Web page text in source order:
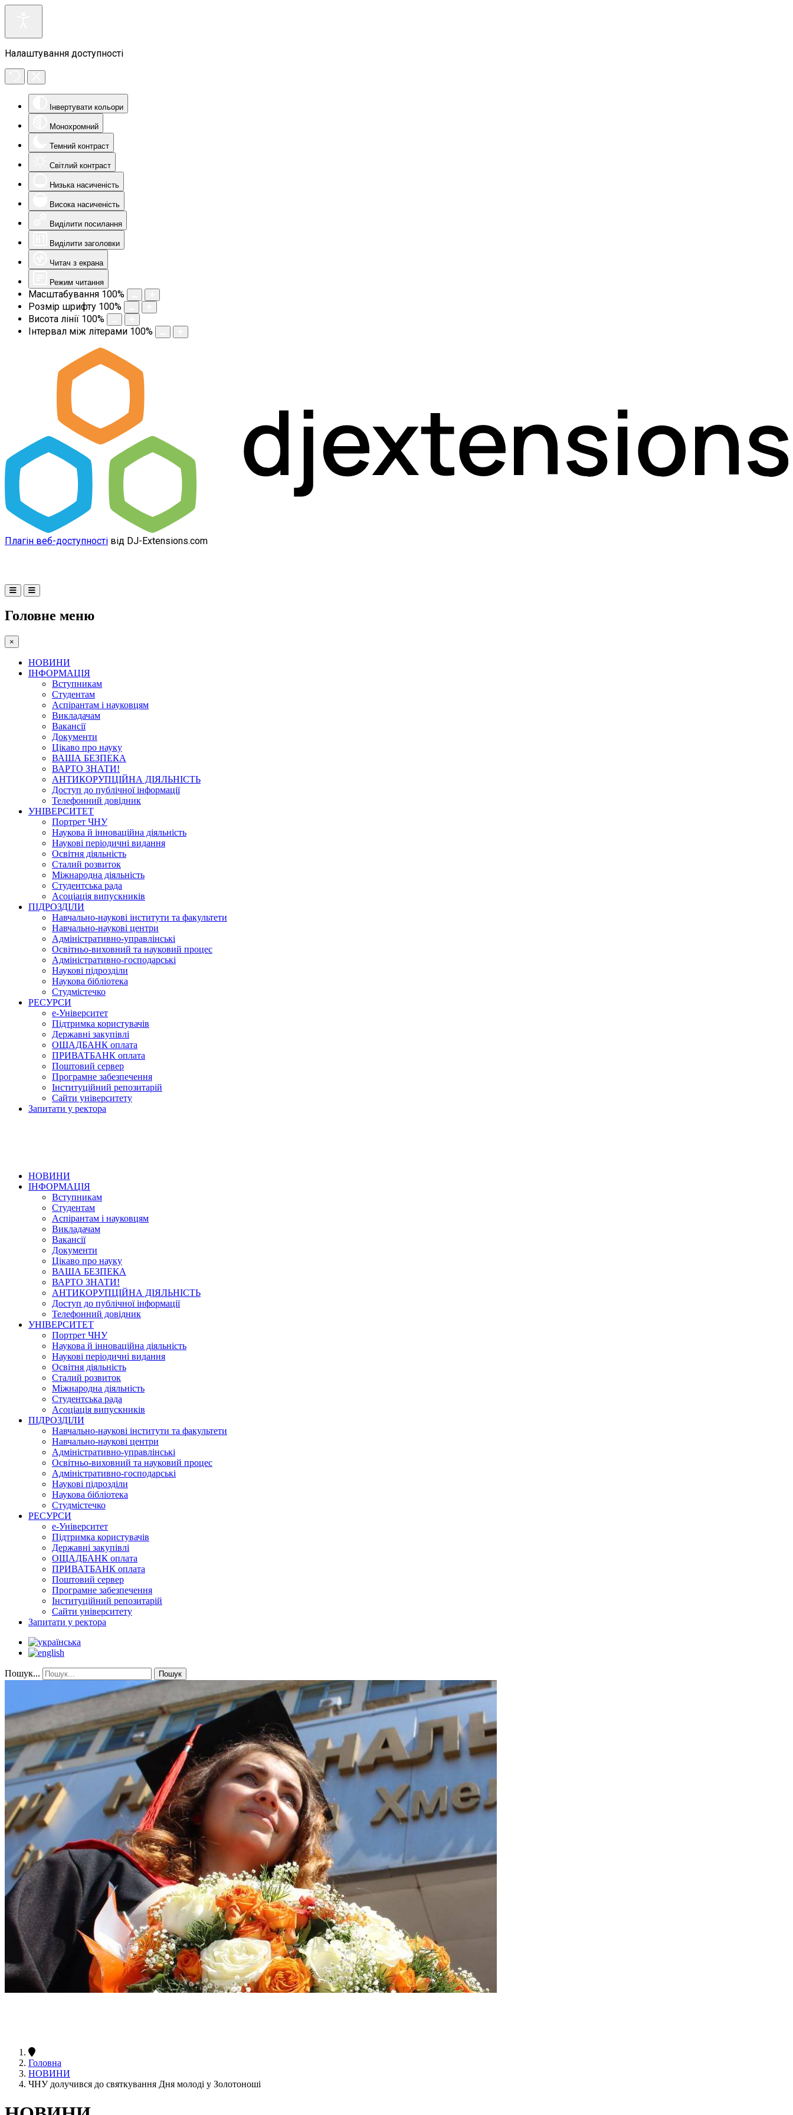
Налаштування доступності
Інвертувати кольори
Монохромний
Темний контраст
Світлий контраст
Низька насиченість
Висока насиченість
Виділити посилання
Виділити заголовки
Читач з екрана
Режим читання
Масштабування 100%
Розмір шрифту 100%
Висота лінії 100%
Інтервал між літерами 100%
Плагін веб-доступності від DJ-Extensions.com
Головне меню
×
НОВИНИ
ІНФОРМАЦІЯ
Вступникам
Студентам
Аспірантам і науковцям
Викладачам
Вакансії
Документи
Цікаво про науку
ВАША БЕЗПЕКА
ВАРТО ЗНАТИ!
АНТИКОРУПЦІЙНА ДІЯЛЬНІСТЬ
Доступ до публічної інформації
Телефонний довідник
УНІВЕРСИТЕТ
Портрет ЧНУ
Наукова й інноваційна діяльність
Наукові періодичні видання
Освітня діяльність
Сталий розвиток
Міжнародна діяльність
Студентська рада
Асоціація випускників
ПІДРОЗДІЛИ
Навчально-наукові інститути та факультети
Навчально-наукові центри
Адміністративно-управлінські
Освітньо-виховний та науковий процес
Адміністративно-господарські
Наукові підрозділи
Наукова бібліотека
Студмістечко
РЕСУРСИ
е-Університет
Підтримка користувачів
Державні закупівлі
ОЩАДБАНК оплата
ПРИВАТБАНК оплата
Поштовий сервер
Програмне забезпечення
Інституційний репозитарій
Сайти університету
Запитати у ректора
НОВИНИ
ІНФОРМАЦІЯ
Вступникам
Студентам
Аспірантам і науковцям
Викладачам
Вакансії
Документи
Цікаво про науку
ВАША БЕЗПЕКА
ВАРТО ЗНАТИ!
АНТИКОРУПЦІЙНА ДІЯЛЬНІСТЬ
Доступ до публічної інформації
Телефонний довідник
УНІВЕРСИТЕТ
Портрет ЧНУ
Наукова й інноваційна діяльність
Наукові періодичні видання
Освітня діяльність
Сталий розвиток
Міжнародна діяльність
Студентська рада
Асоціація випускників
ПІДРОЗДІЛИ
Навчально-наукові інститути та факультети
Навчально-наукові центри
Адміністративно-управлінські
Освітньо-виховний та науковий процес
Адміністративно-господарські
Наукові підрозділи
Наукова бібліотека
Студмістечко
РЕСУРСИ
е-Університет
Підтримка користувачів
Державні закупівлі
ОЩАДБАНК оплата
ПРИВАТБАНК оплата
Поштовий сервер
Програмне забезпечення
Інституційний репозитарій
Сайти університету
Запитати у ректора
Пошук... Пошук
Головна
НОВИНИ
ЧНУ долучився до святкування Дня молоді у Золотоноші